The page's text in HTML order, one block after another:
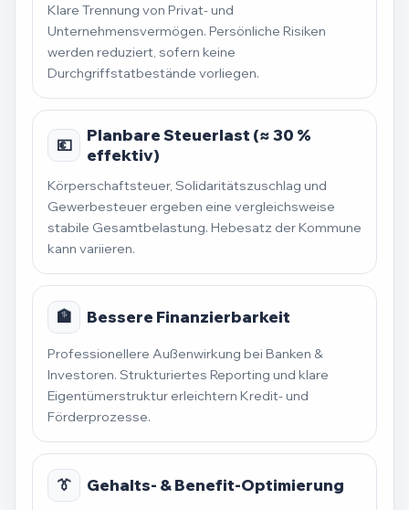
Klare Trennung von Privat- und
Unternehmensvermögen. Persönliche Risiken
werden reduziert, sofern keine
Durchgriffstatbestände vorliegen.
💶
Planbare Steuerlast (≈ 30 %
effektiv)
Körperschaftsteuer, Solidaritätszuschlag und
Gewerbesteuer ergeben eine vergleichsweise
stabile Gesamtbelastung. Hebesatz der Kommune
kann variieren.
🏦 Bessere Finanzierbarkeit
Professionellere Außenwirkung bei Banken &
Investoren. Strukturiertes Reporting und klare
Eigentümerstruktur erleichtern Kredit- und
Förderprozesse.
👔 Gehalts- & Benefit-Optimierung